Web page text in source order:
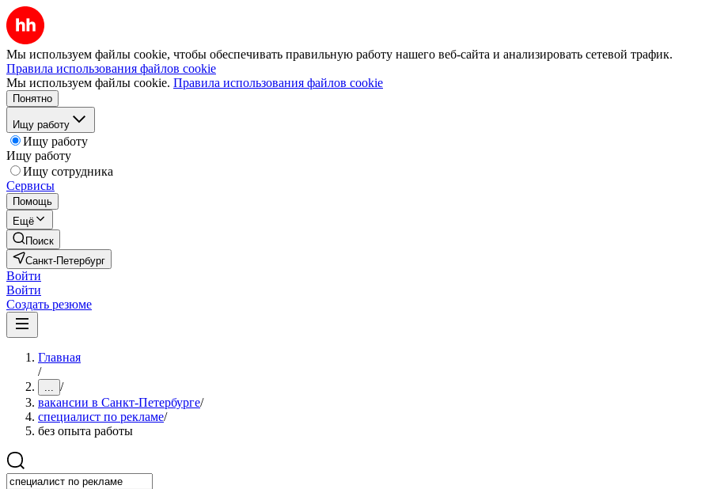
Мы используем файлы cookie, чтобы обеспечивать правильную работу нашего веб-сайта и анализировать сетевой трафик.
Правила использования файлов cookie
Мы используем файлы cookie. Правила использования файлов cookie
Понятно
Ищу работу
Ищу работу
Ищу работу
Ищу сотрудника
Сервисы
Помощь
Ещё
Поиск
Санкт-Петербург
Войти
Войти
Создать резюме
Главная
/
... /
вакансии в Санкт-Петербурге/
специалист по рекламе/
без опыта работы